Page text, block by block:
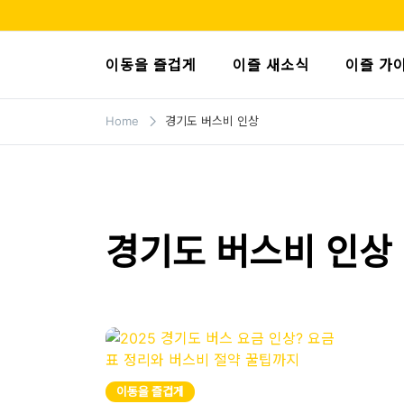
to
이즐 블로그
모두가 누리는 이동의 즐거움, 캐시비가 이즐로
이동을 즐겁게
이즐 새소식 이즐 가
Home 경기도 버스비 인상
경기도 버스비 인상
이동을 즐겁게